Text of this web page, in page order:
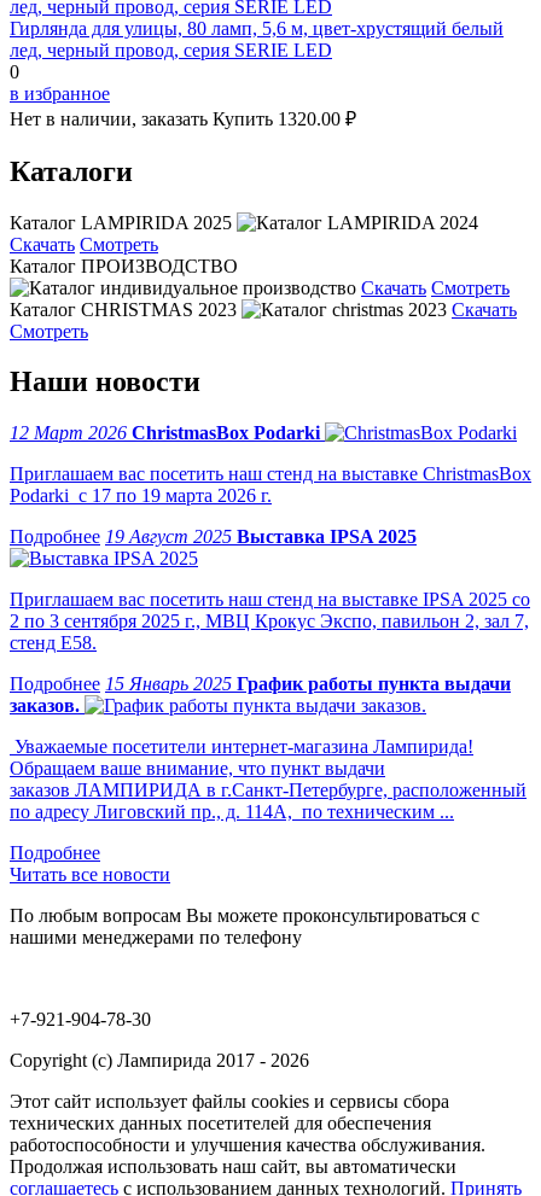
Гирлянда для улицы, 80 ламп, 5,6 м, цвет-хрустящий белый
лед, черный провод, серия SERIE LED
0
в избранное
Нет в наличии, заказать Купить 1320.00 ₽
Каталоги
Каталог LAMPIRIDA 2025
Скачать Смотреть
Каталог ПРОИЗВОДСТВО
Скачать Смотреть
Каталог CHRISTMAS 2023
Скачать
Смотреть
Наши новости
12 Март 2026 ChristmasBox Podarki
Приглашаем вас посетить наш стенд на выставке ChristmasBox
Podarki с 17 по 19 марта 2026 г.
19 Август 2025 Выставка IPSA 2025
Приглашаем вас посетить наш стенд на выставке IPSA 2025 со
2 по 3 сентября 2025 г., МВЦ Крокус Экспо, павильон 2, зал 7,
стенд Е58.
15 Январь 2025 График работы пункта выдачи
заказов.
Уважаемые посетители интернет-магазина Лампирида!
Обращаем ваше внимание, что пункт выдачи
заказов ЛАМПИРИДА в г.Санкт-Петербурге, расположенный
по адресу Лиговский пр., д. 114А, по техническим ...
Читать все новости
По любым вопросам Вы можете проконсультироваться с
нашими менеджерами по телефону
+7-921-904-78-30
Copyright (c) Лампирида 2017 - 2026
Этот сайт использует файлы cookies и сервисы сбора
технических данных посетителей для обеспечения
работоспособности и улучшения качества обслуживания.
Продолжая использовать наш сайт, вы автоматически
соглашаетесь с использованием данных технологий. Принять